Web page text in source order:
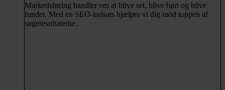
Markedsføring handler om at blive set, blive hørt og blive
fundet. Med en SEO-indsats hjælper vi dig mod toppen af
søgeresultaterne.